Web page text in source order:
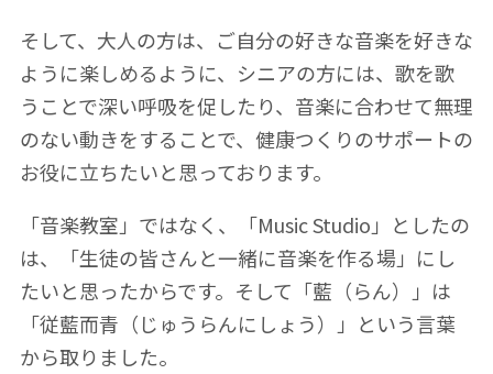
そして、大人の方は、ご自分の好きな音楽を好きな
ように楽しめるように、シニアの方には、歌を歌
うことで深い呼吸を促したり、音楽に合わせて無理
のない動きをすることで、健康つくりのサポートの
お役に立ちたいと思っております。
「音楽教室」ではなく、「Music Studio」としたの
は、「生徒の皆さんと一緒に音楽を作る場」にし
たいと思ったからです。そして「藍（らん）」は
「従藍而青（じゅうらんにしょう）」という言葉
から取りました。